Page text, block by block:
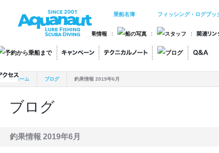
乗船名簿 フィッシング・ログブッ
ホーム ブログ 釣果情報 2019年6月
ブログ
釣果情報 2019年6月